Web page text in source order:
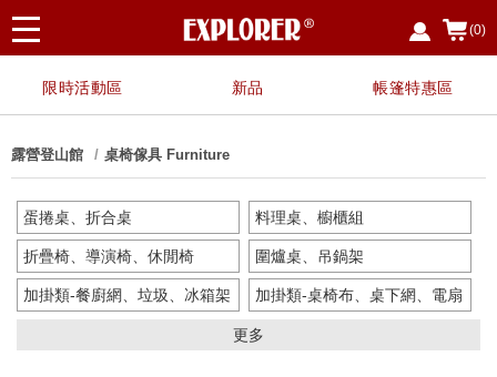
(0)
限時活動區 新品 帳篷特惠區
露營登山館 桌椅傢具 Furniture
蛋捲桌、折合桌 料理桌、櫥櫃組
折疊椅、導演椅、休閒椅 圍爐桌、吊鍋架
加掛類-餐廚網、垃圾、冰箱架 加掛類-桌椅布、桌下網、電扇
更多